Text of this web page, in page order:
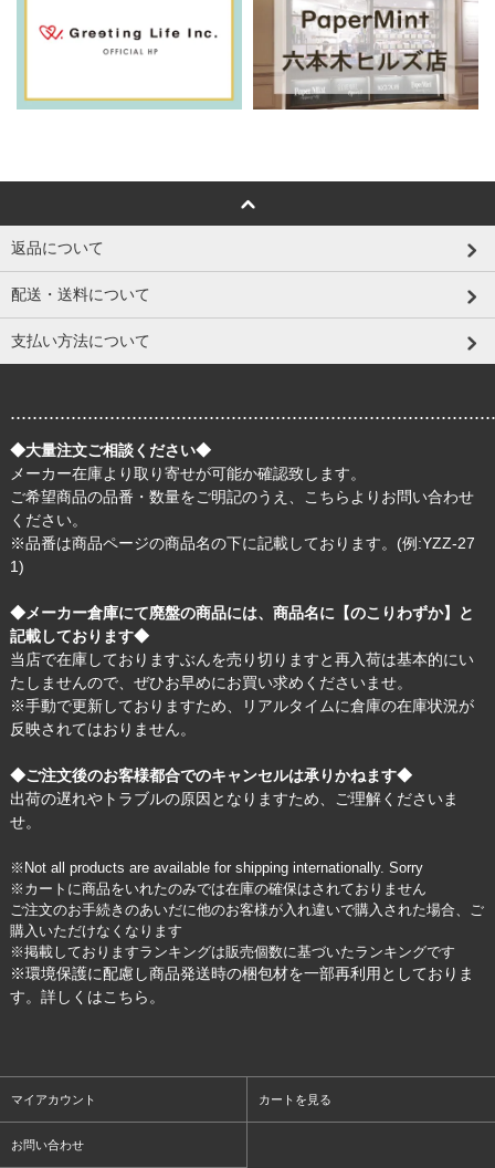
返品について
配送・送料について
支払い方法について
◆大量注文ご相談ください◆
メーカー在庫より取り寄せが可能か確認致します。
ご希望商品の品番・数量をご明記のうえ、
こちら よりお問い合わせ
ください。
※品番は商品ページの商品名の下に記載しております。(例:YZZ-27
1)
◆メーカー倉庫にて廃盤の商品には、商品名に【のこりわずか】と
記載しております◆
当店で在庫しておりますぶんを売り切りますと再入荷は基本的にい
たしませんので、ぜひお早めにお買い求めくださいませ。
※手動で更新しておりますため、リアルタイムに倉庫の在庫状況が
反映されてはおりません。
◆ご注文後のお客様都合でのキャンセルは承りかねます◆
出荷の遅れやトラブルの原因となりますため、ご理解くださいま
せ。
※Not all products are available for shipping internationally. Sorry
※カートに商品をいれたのみでは在庫の確保はされておりません
ご注文のお手続きのあいだに他のお客様が入れ違いで購入された場合、ご
購入いただけなくなります
※掲載しておりますランキングは販売個数に基づいたランキングです
※環境保護に配慮し商品発送時の梱包材を一部再利用としておりま
す。詳しくはこちら 。
マイアカウント カートを見る
お問い合わせ